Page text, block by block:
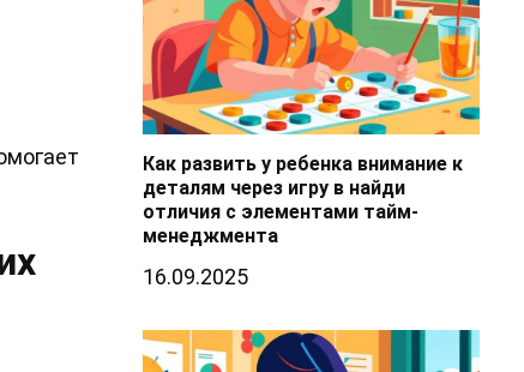
Как развить у ребенка внимание к
деталям через игру в найди
отличия с элементами тайм-
менеджмента
16.09.2025